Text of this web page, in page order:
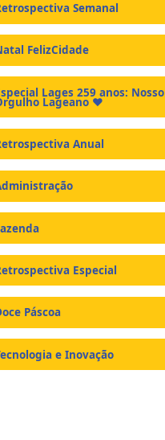
Semanal
FelizCidade
Lages 259 anos: Nosso
Lageano ❤️
Anual
Especial
Páscoa
e Inovação